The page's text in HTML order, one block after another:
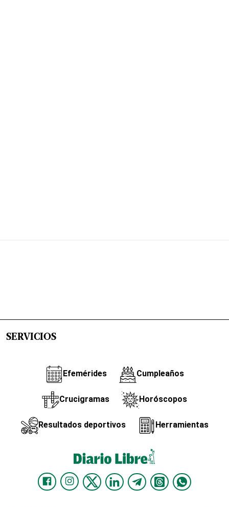
SERVICIOS
Efemérides Cumpleaños
Crucigramas Horóscopos
Resultados deportivos Herramientas